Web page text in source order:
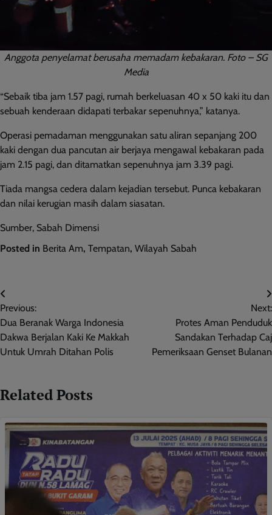
Anggota penyelamat berusaha memadam kebakaran. Foto – SG
Media
“Sebaik tiba jam 1.57 pagi, rumah berkeluasan 40 x 50 kaki itu dan
sebuah kenderaan didapati terbakar sepenuhnya,” katanya.
Operasi pemadaman menggunakan satu aliran sepanjang 200
kaki dengan dua pancutan air berjaya mengawal kebakaran pada
jam 2.15 pagi, dan ditamatkan sepenuhnya jam 3.39 pagi.
Tiada mangsa cedera dalam kejadian tersebut. Punca kebakaran
dan nilai kerugian masih dalam siasatan.
Sumber, Sabah Dimensi
Posted in Berita Am, Tempatan, Wilayah Sabah
Post
navigation
Previous:
Dua Beranak Warga Indonesia
Dakwa Berjalan Kaki Ke Makkah
Untuk Umrah Ditahan Polis
Next:
Protes Aman Penduduk
Sandakan Terhadap Caj
Pemeriksaan Genset Bulanan
Related Posts